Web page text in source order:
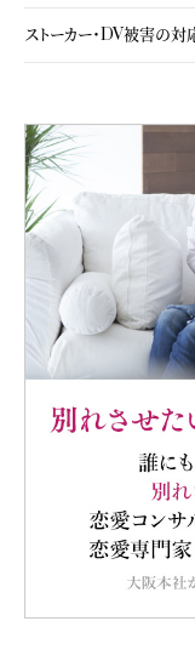
ストーカー・DV被害の対